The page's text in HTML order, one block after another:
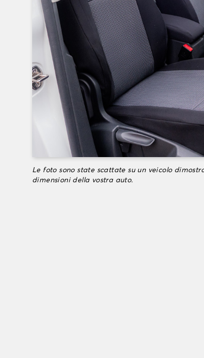
Le foto sono state scattate su un veicolo
dimensioni della vostra auto.